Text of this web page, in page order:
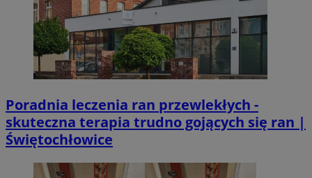
Poradnia leczenia ran przewlekłych -
skuteczna terapia trudno gojących się ran |
Świętochłowice